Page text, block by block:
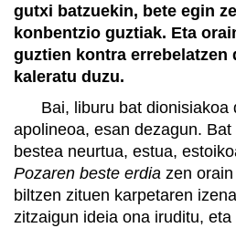
gutxi batzuekin, bete egin
konbentzio guztiak. Eta
guztien kontra errebelatzen
kaleratu duzu.
Bai, liburu bat dionisiakoa
apolineoa, esan dezagun.
bestea neurtua, estua,
Pozaren beste erdia zen
biltzen zituen karpetaren
zitzaigun ideia ona iruditu,